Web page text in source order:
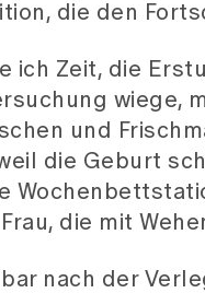
die den
ich Zeit, die
wiege,
und
die Geburt
die mit
nach der